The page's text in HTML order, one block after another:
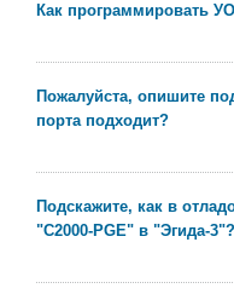
Как программировать
Пожалуйста, опишите
порта подходит?
Подскажите, как в
"С2000-PGE" в "Эгида-